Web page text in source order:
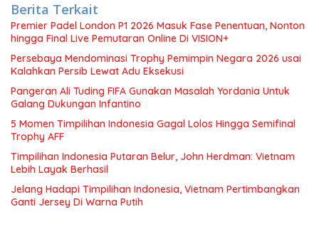
Berita Terkait
Premier Padel London P1 2026 Masuk Fase Penentuan, Nonton
hingga Final Live Pemutaran Online Di VISION+
Persebaya Mendominasi Trophy Pemimpin Negara 2026 usai
Kalahkan Persib Lewat Adu Eksekusi
Pangeran Ali Tuding FIFA Gunakan Masalah Yordania Untuk
Galang Dukungan Infantino
5 Momen Timpilihan Indonesia Gagal Lolos Hingga Semifinal
Trophy AFF
Timpilihan Indonesia Putaran Belur, John Herdman: Vietnam
Lebih Layak Berhasil
Jelang Hadapi Timpilihan Indonesia, Vietnam Pertimbangkan
Ganti Jersey Di Warna Putih